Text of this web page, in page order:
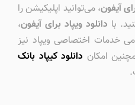
آیفون، می‌توانید اپلیکیشن را
با دانلود ویپاد برای آیفون،
خدمات اختصاصی ویپاد نیز
امکان دانلود کیپاد بانک